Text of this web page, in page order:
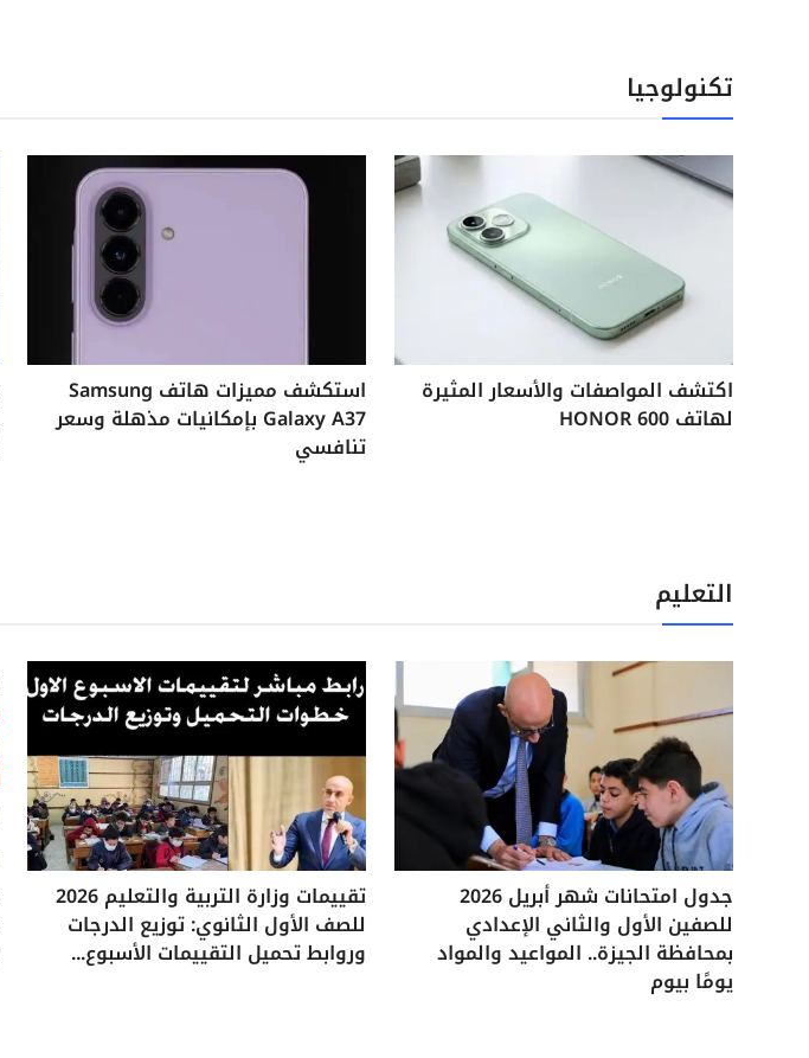
تكنولوجيا
اكتشف المواصفات والأسعار المثيرة
لهاتف HONOR 600
استكشف مميزات هاتف Samsung
Galaxy A37 بإمكانيات مذهلة وسعر
تنافسي
التعليم
جدول امتحانات شهر أبريل 2026
للصفين الأول والثاني الإعدادي
بمحافظة الجيزة.. المواعيد والمواد
يومًا بيوم
تقييمات وزارة التربية والتعليم 2026
للصف الأول الثانوي: توزيع الدرجات
وروابط تحميل التقييمات الأسبوع...